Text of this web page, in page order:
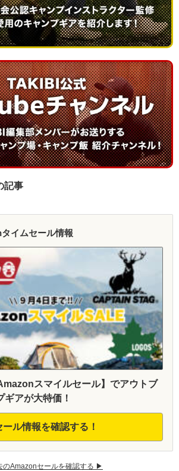
記事
イムセール情報
スマイルセール】でアウトブ
ギアが大特価！
ール情報を確認する！
のAmazonセールを確認する ▶︎